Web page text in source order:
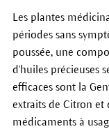
Les plantes
périodessans
poussée, une
d'huiles précieuses
efficaces sont la
extraits de Citron et
médicaments à